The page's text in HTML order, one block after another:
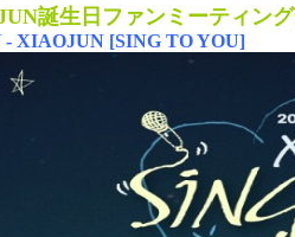
誕生日ファンミーティン
- XIAOJUN [SING TO YOU]